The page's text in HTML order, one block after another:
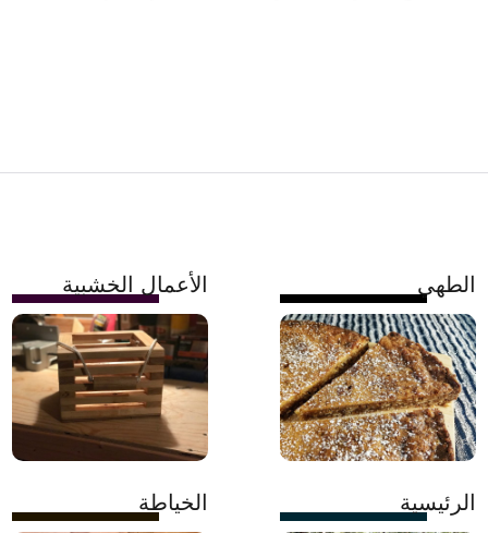
الطهي الأعمال الخشبية
الرئيسية الخياطة